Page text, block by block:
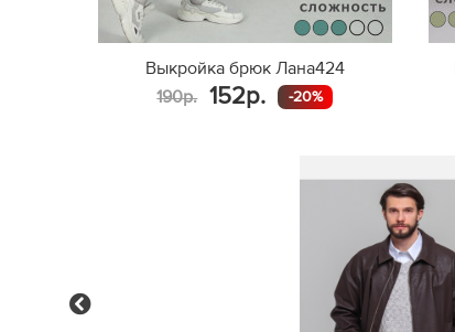
Выкройка брюк Лана424
190р.
152р. -20%